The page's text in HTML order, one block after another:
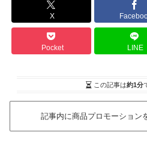
X
Pocket LINE
この記事は約1分
記事内に商品プロモーション